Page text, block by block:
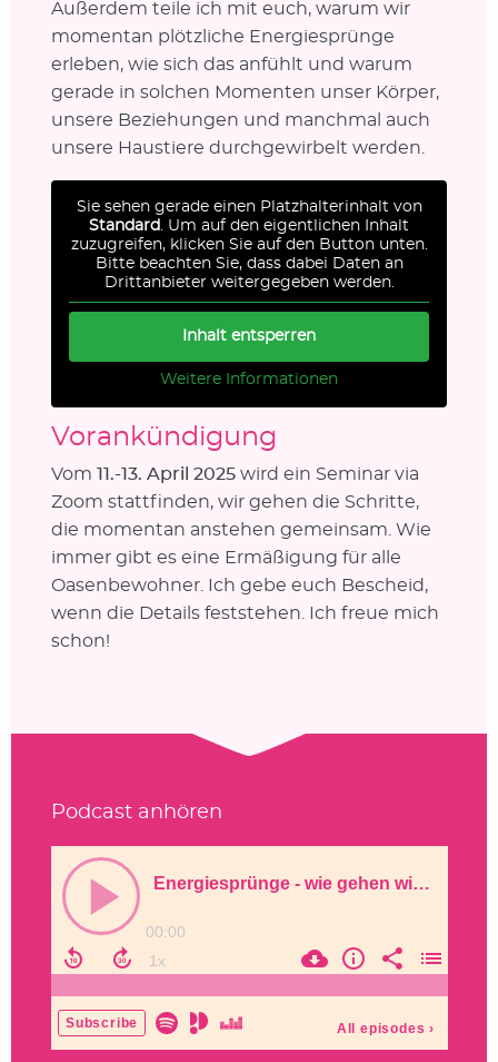
Außerdem teile ich mit euch, warum wir
momentan plötzliche Energiesprünge
erleben, wie sich das anfühlt und warum
gerade in solchen Momenten unser Körper,
unsere Beziehungen und manchmal auch
unsere Haustiere durchgewirbelt werden.
Sie sehen gerade einen Platzhalterinhalt von
Standard. Um auf den eigentlichen Inhalt
zuzugreifen, klicken Sie auf den Button unten.
Bitte beachten Sie, dass dabei Daten an
Drittanbieter weitergegeben werden.
Inhalt entsperren
Weitere Informationen
Vorankündigung
Vom 11.-13. April 2025wird ein Seminar via
Zoom stattfinden, wir gehen die Schritte,
die momentan anstehen gemeinsam. Wie
immer gibt es eine Ermäßigung für alle
Oasenbewohner. Ich gebe euch Bescheid,
wenn die Details feststehen. Ich freue mich
schon!
Podcast anhören